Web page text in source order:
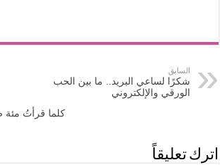
السابق
شكرًا لساعي البريد.. ما بين الحب
الورقي والإلكتروني
كلما قرأتُ
اترك تعليقاً